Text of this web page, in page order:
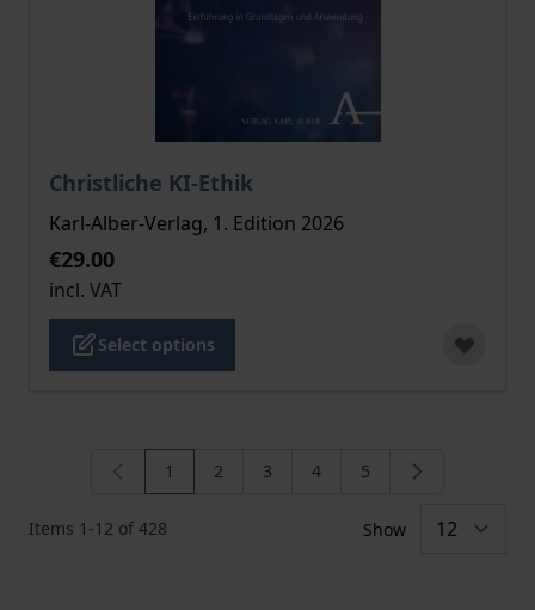
Christliche KI-Ethik
The price depends on the options chosen on the
Karl-Alber-Verlag, 1. Edition 2026
€29.00
incl. VAT
Select options
Items 1 -12 of 428
You're currently reading page
1 Page
2 Page
3 Page
4 Page
5
Show